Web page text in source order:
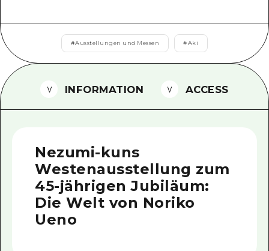
Videos von Hiroshima
FAQs
Foto-Download
#Ausstellungen und Messen #Aki
INFORMATION ACCESS
Nezumi-kuns
Westenausstellung zum
45-jährigen Jubiläum:
Die Welt von Noriko
Ueno